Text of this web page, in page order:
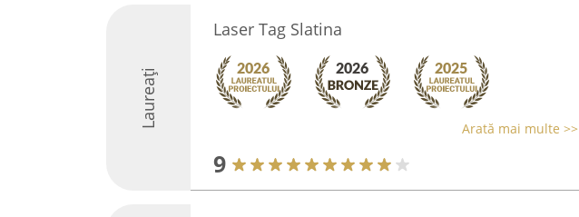
Laureați
Laser Tag Slatina
Arată mai multe >>
9